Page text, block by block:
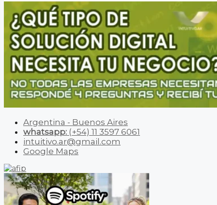
Argentina - Buenos Aires
whatsapp: (+54) 11 3597 6061
intuitivo.ar@gmail.com
Google Maps